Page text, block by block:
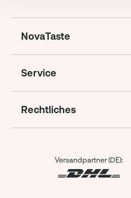
NovaTaste
Service
Rechtliches
Versandpartner (DE):